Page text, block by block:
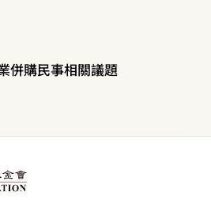
併購民事相關議題